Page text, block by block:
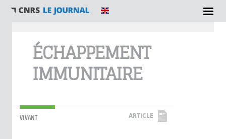
ÉCHAPPEMENT
IMMUNITAIRE
VIVANT ARTICLE